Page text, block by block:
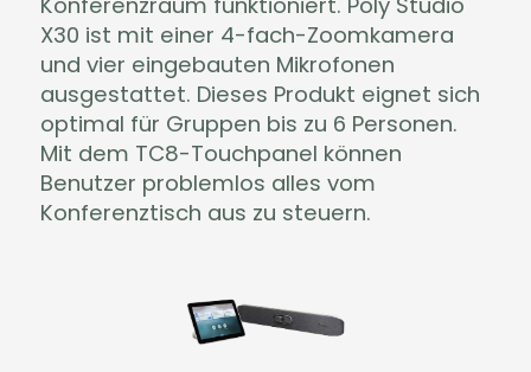
X30 ist mit einer 4-fach-Zoomkamera
und vier eingebauten Mikrofonen
ausgestattet. Dieses Produkt eignet sich
optimal für Gruppen bis zu 6 Personen.
Mit dem TC8-Touchpanel können
Benutzer problemlos alles vom
Konferenztisch aus zu steuern.